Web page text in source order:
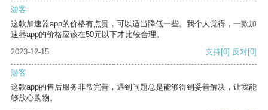
游客
这款加速器app的价格有点贵，可以适当降低一些。我个人觉得，一款加
速器app的价格应该在50元以下才比较合理。
2023-12-15
支持[0] 反对[0]
游客
这款app的售后服务非常完善，遇到问题总是能够得到妥善解决，让我能
够放心购物。